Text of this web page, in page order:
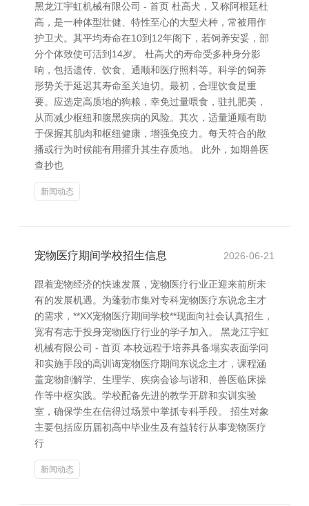
黑龙江宇虹机械有限公司 - 首页 杜高犬，又称阿根廷杜
高，是一种体型壮健、特性至心的大型犬种，常被用作
护卫犬。其平均寿命在10到12年阁下，若饲养安妥，部
分个体致使可活到14岁。 杜高犬的寿命受多种身分影
响，包括遗传、饮食、通顺和医疗照料等。科学的饲养
形势关于延迟其寿命至关迫切。最初，合理饮食是重
要。应选定高质地的狗粮，幸免过量喂食，驻扎肥美，
从而减少枢纽和腹黑疾病的风险。其次，适量通顺有助
于保握其肌肉和枢纽健康，增强免疫力。每天符合的散
播或行为时候能有用擢升其生存质地。 此外，如期兽医
查抄也
新闻动态
宠物医疗期间学校招生信息 2026-06-21
跟着宠物经济的快速发展，宠物医疗行业正迎来前所未
有的发展机遇。为蓬勃市集对专科宠物医疗东说念主才
的需求，**XX宠物医疗期间学校**现面向社会认真招生，
宽宥有志于投身宠物医疗行业的学子加入。 黑龙江宇虹
机械有限公司 - 首页 本校远程于培养具备塌实表面学问
和实施手段的高训诲宠物医疗期间东说念主才，课程涵
盖宠物剖解学、生理学、疾病会诊与谐和、兽医临床操
作等中枢实践。学校配备先进的教学开辟和实训实验
室，确保学生在信得过场景中掌抓专科手段。 招生对象
主要包括应历届初高中毕业生及有益转行从事宠物医疗
行
新闻动态